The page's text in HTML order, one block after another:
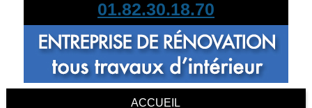
01.82.30.18.70
ACCUEIL